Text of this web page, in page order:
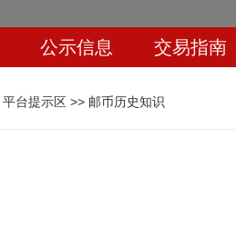
公示信息 交易指南
平台提示区 >> 邮币历史知识